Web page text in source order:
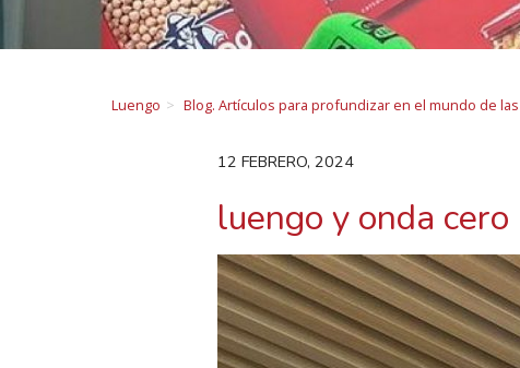
Luengo Blog. Artículos para profundizar en el mundo de
12 FEBRERO, 2024
luengo y onda cero